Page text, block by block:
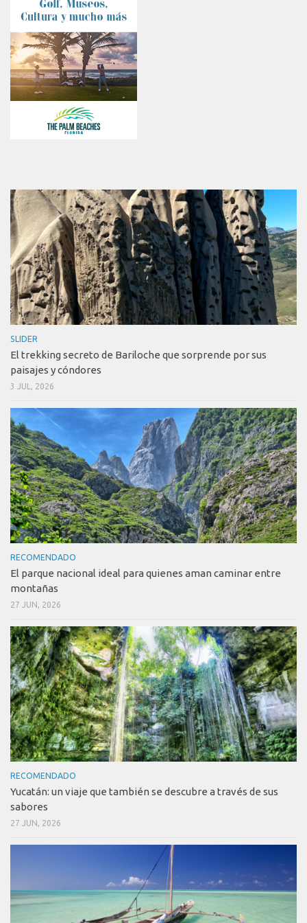
SLIDER
El trekking secreto de Bariloche que sorprende por sus
paisajes y cóndores
3 JUL, 2026
RECOMENDADO
El parque nacional ideal para quienes aman caminar entre
montañas
27 JUN, 2026
RECOMENDADO
Yucatán: un viaje que también se descubre a través de sus
sabores
27 JUN, 2026